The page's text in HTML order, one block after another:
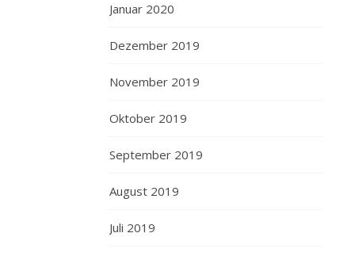
Januar 2020
Dezember 2019
November 2019
Oktober 2019
September 2019
August 2019
Juli 2019